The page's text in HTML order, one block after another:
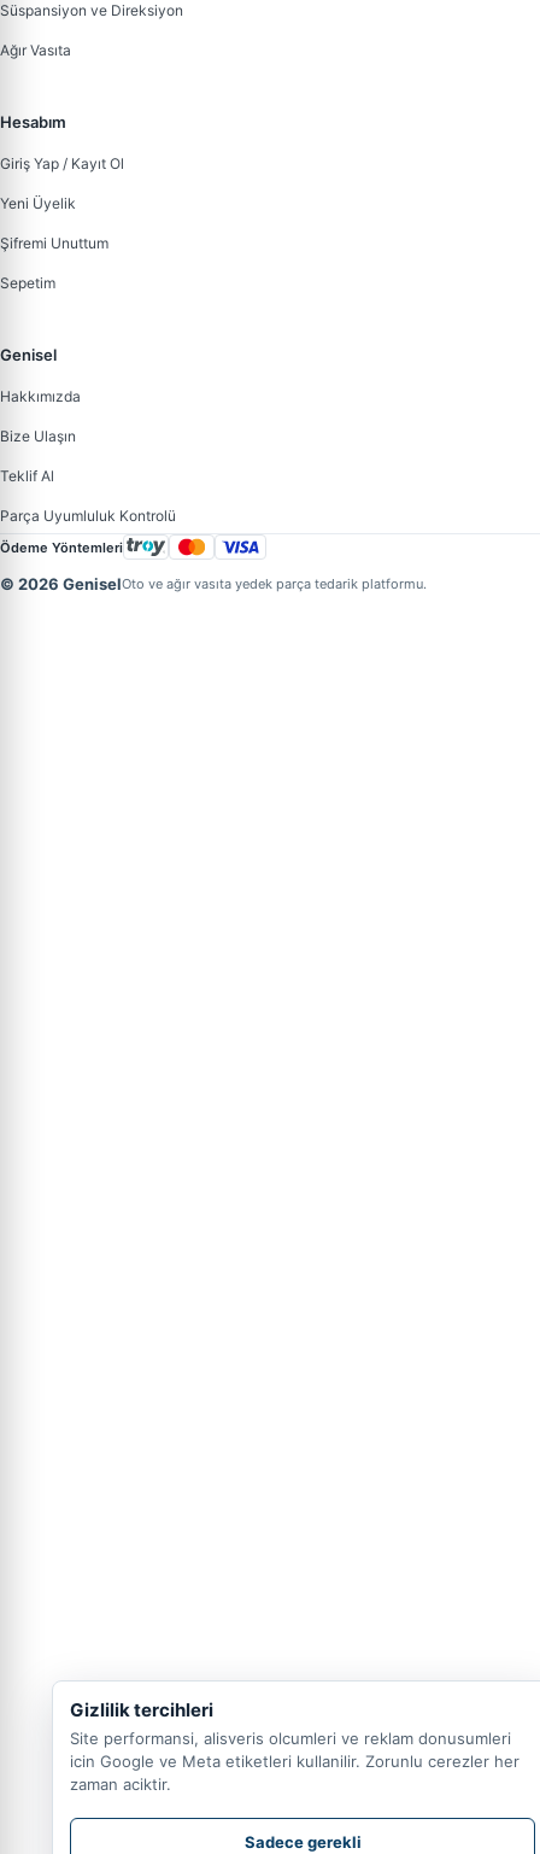
Süspansiyon ve Direksiyon
Ağır Vasıta
Hesabım
Giriş Yap / Kayıt Ol
Yeni Üyelik
Şifremi Unuttum
Sepetim
Genisel
Hakkımızda
Bize Ulaşın
Teklif Al
Parça Uyumluluk Kontrolü
Ödeme Yöntemleri
© 2026 GeniselOto ve ağır vasıta yedek parça tedarik platformu.
Gizlilik tercihleri
Site performansi, alisveris olcumleri ve reklam donusumleri
icin Google ve Meta etiketleri kullanilir. Zorunlu cerezler her
zaman aciktir.
Sadece gerekli